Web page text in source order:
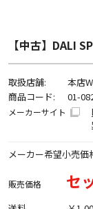
【中古】DALI
取扱店舗:
本店
商品コード:
01-
メーカーサイト
メーカー希望小売価
販売価格 セ